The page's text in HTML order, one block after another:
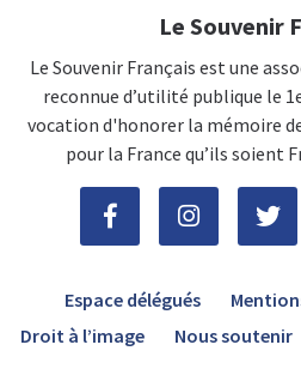
Le Souvenir
Le Souvenir Français est une
reconnue d’utilité publique le
vocation d'honorer la mémoire
pour la France qu’ils soient
Espace délégués
Droit à l’image
Nous soutenir